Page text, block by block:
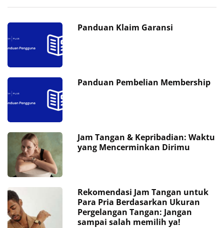
Panduan Klaim Garansi
Panduan Pembelian Membership
Jam Tangan & Kepribadian: Waktu
yang Mencerminkan Dirimu
Rekomendasi Jam Tangan untuk
Para Pria Berdasarkan Ukuran
Pergelangan Tangan: Jangan
sampai salah memilih ya!